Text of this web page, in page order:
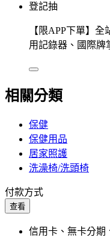
登記抽
【限APP下單】
用記錄器、國際牌
相關分類
保健
保健用品
居家照護
洗澡椅/洗頭椅
付款方式
查看
信用卡、無卡分期